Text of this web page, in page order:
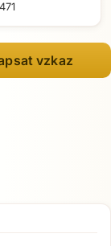
vzkaz